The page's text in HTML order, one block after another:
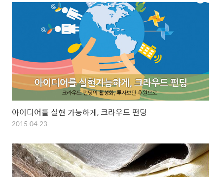
아이디어를 실현 가능하게, 크라우드 펀딩
2015.04.23